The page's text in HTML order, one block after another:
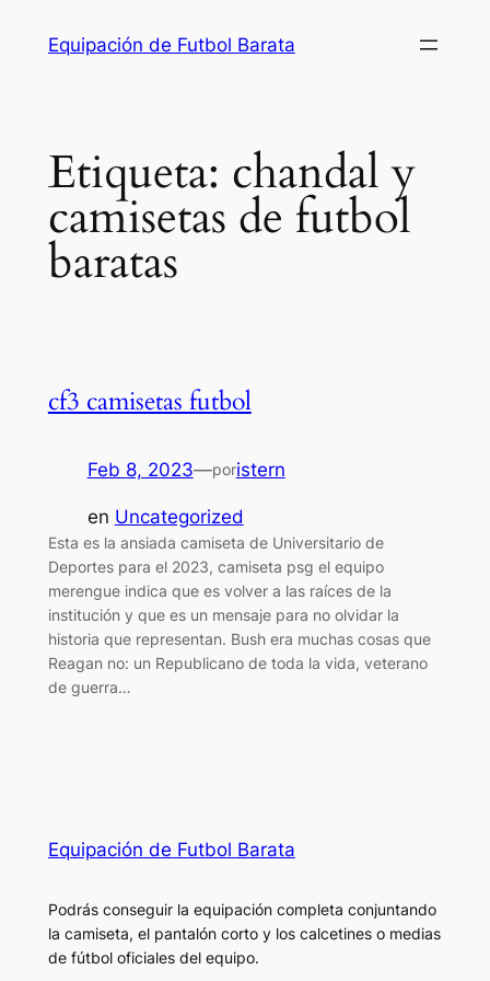
Equipación de Futbol Barata
Etiqueta: chandal y
camisetas de futbol
baratas
cf3 camisetas futbol
Feb 8, 2023—poristern
en Uncategorized
Esta es la ansiada camiseta de Universitario de
Deportes para el 2023, camiseta psg el equipo
merengue indica que es volver a las raíces de la
institución y que es un mensaje para no olvidar la
historia que representan. Bush era muchas cosas que
Reagan no: un Republicano de toda la vida, veterano
de guerra…
Equipación de Futbol Barata
Podrás conseguir la equipación completa conjuntando
la camiseta, el pantalón corto y los calcetines o medias
de fútbol oficiales del equipo.